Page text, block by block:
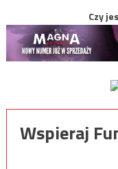
Czy
Wspieraj